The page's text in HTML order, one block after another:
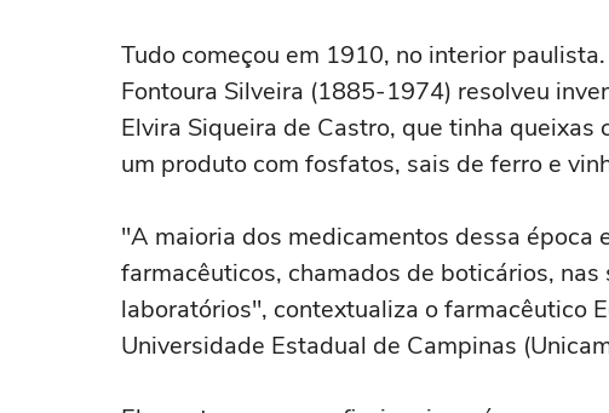
Tudo começou em 1910, no interior
Fontoura Silveira (1885-1974) resolveu
Elvira Siqueira de Castro, que tinha
um produto com fosfatos, sais de ferro e
"A maioria dos medicamentos dessa
farmacêuticos, chamados de boticários,
laboratórios", contextualiza o farmacêutico
Universidade Estadual de Campinas